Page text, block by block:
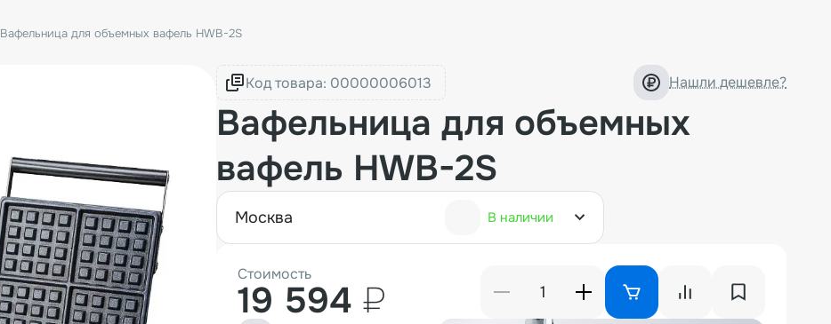
Вафельница для объемных вафель HWB-2S
Код товара: Нашли дешевле?
Вафельница для объемных
вафель HWB-2S
москва В наличии
Стоимость
19 594 ₽